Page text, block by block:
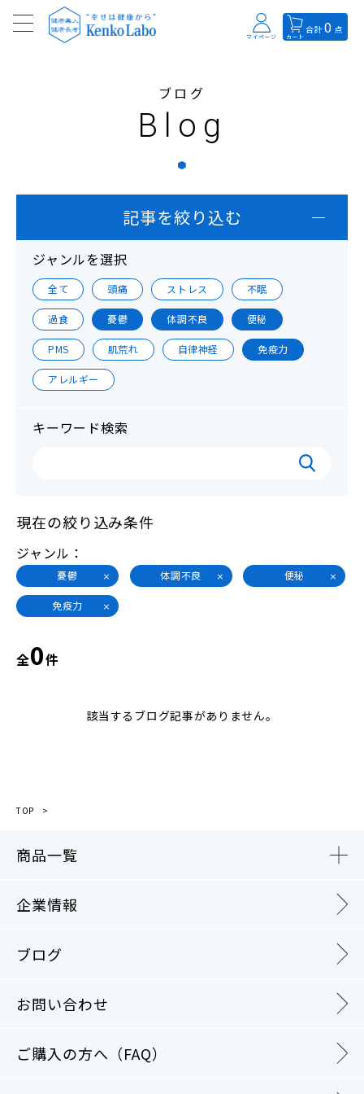
マイページ カート
合計0 点
ブログ
Blog
記事を絞り込む
ジャンルを選択
全て 頭痛 ストレス 不眠
過食 憂鬱 体調不良 便秘
PMS 肌荒れ 自律神経 免疫力
アレルギー
キーワード検索
現在の絞り込み条件
ジャンル
憂鬱 体調不良 便秘
免疫力
全0件
該当するブログ記事がありません。
TOP
商品一覧
企業情報
ブログ
お問い合わせ
ご購入の方へ（FAQ）